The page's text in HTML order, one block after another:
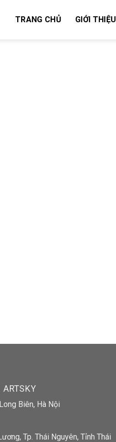
TRANG CHỦ GIỚI THIỆU
Biên, Hà Nội
Tp. Thái Nguyên, Tỉnh Thái